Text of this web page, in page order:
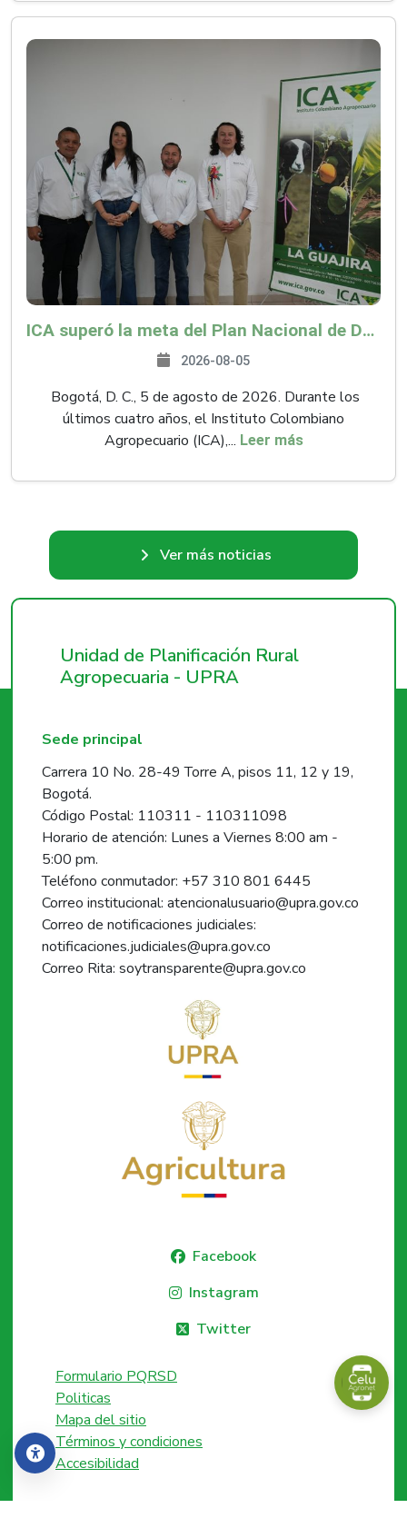
Accesibilidad
ICA superó la meta del Plan Nacional de Desarrollo y abrió 61 mercados internacionales
2026-08-05
Bogotá, D. C., 5 de agosto de 2026. Durante los
últimos cuatro años, el Instituto Colombiano
Agropecuario (ICA),... Leer más
Ver más noticias
Unidad de Planificación Rural
Agropecuaria - UPRA
Sede principal
Carrera 10 No. 28-49 Torre A, pisos 11, 12 y 19,
Bogotá.
Código Postal: 110311 - 110311098
Horario de atención: Lunes a Viernes 8:00 am -
5:00 pm.
Teléfono conmutador: +57 310 801 6445
Correo institucional: atencionalusuario@upra.gov.co
Correo de notificaciones judiciales:
notificaciones.judiciales@upra.gov.co
Correo Rita: soytransparente@upra.gov.co
Facebook
Instagram
Twitter
Formulario PQRSD
Politicas
Mapa del sitio
Términos y condiciones
Accesibilidad